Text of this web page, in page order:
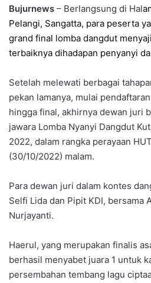
Bujurnews – Berlangsung di Hal
Pelangi, Sangatta, para peserta
grand final lomba dangdut
terbaiknya dihadapan penyanyi
Setelah melewati berbagai
pekan lamanya, mulai
hingga final, akhirnya dewan juri
jawara Lomba Nyanyi Dangdut
2022, dalam rangka perayaan
(30/10/2022) malam.
Para dewan juri dalam kontes
Selfi Lida dan Pipit KDI, bersama
Nurjayanti.
Haerul, yang merupakan finalis
berhasil menyabet juara 1 untuk
persembahan tembang lagu